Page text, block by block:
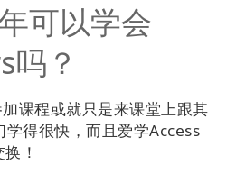
可以学会
吗？
课程或就只是来课堂上跟其
得很快，而且爱学Access
！